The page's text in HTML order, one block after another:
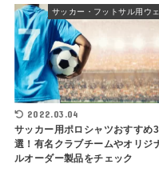
サッカー・フットサル用ウ
2022.03.04
サッカー用ポロシャツおすすめ
選！有名クラブチームやオリジ
ルオーダー製品をチェック